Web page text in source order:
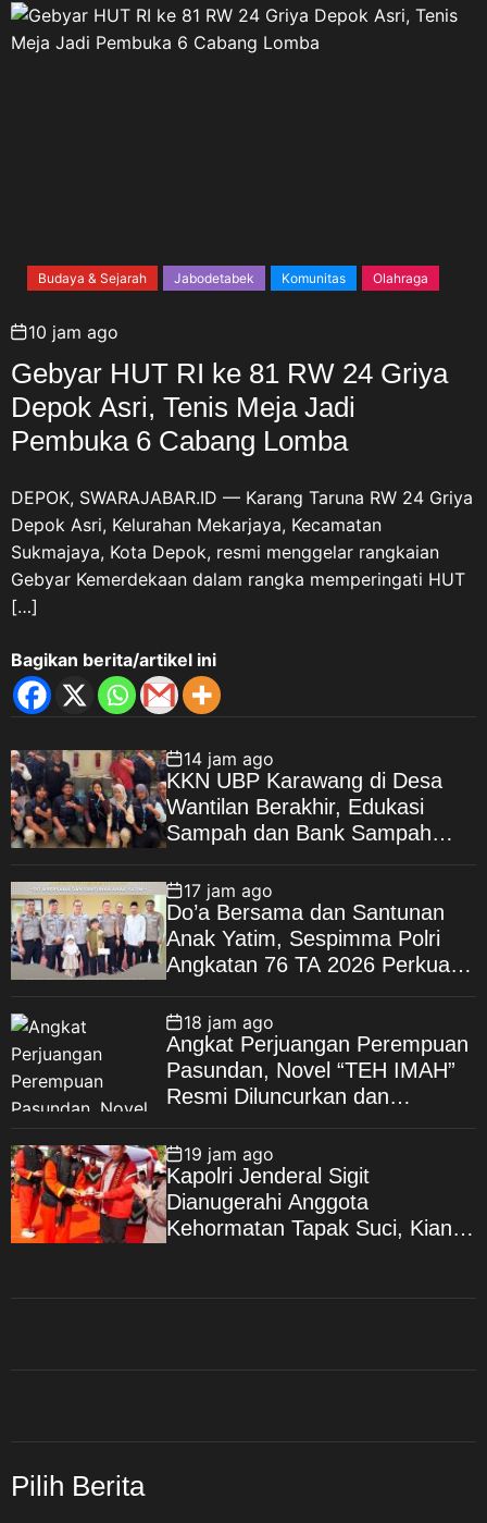
Budaya & Sejarah Jabodetabek Komunitas Olahraga
10 jam ago
Gebyar HUT RI ke 81 RW 24 Griya
Depok Asri, Tenis Meja Jadi
Pembuka 6 Cabang Lomba
DEPOK, SWARAJABAR.ID — Karang Taruna RW 24 Griya
Depok Asri, Kelurahan Mekarjaya, Kecamatan
Sukmajaya, Kota Depok, resmi menggelar rangkaian
Gebyar Kemerdekaan dalam rangka memperingati HUT
[…]
Bagikan berita/artikel ini
14 jam ago
KKN UBP Karawang di Desa
Wantilan Berakhir, Edukasi
Sampah dan Bank Sampah
17 jam ago
Do’a Bersama dan Santunan
Anak Yatim, Sespimma Polri
Angkatan 76 TA 2026 Perkuat
18 jam ago
Angkat Perjuangan Perempuan
Pasundan, Novel “TEH IMAH”
Resmi Diluncurkan dan
Lebar
19 jam ago
Kapolri Jenderal Sigit
Dianugerahi Anggota
Kehormatan Tapak Suci, Kian
Pilih Berita